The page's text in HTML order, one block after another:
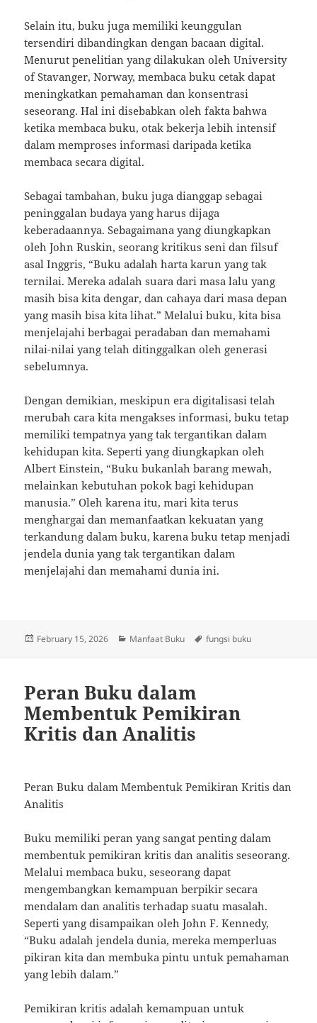
Selain itu, buku juga memiliki keunggulan
tersendiri dibandingkan dengan bacaan digital.
Menurut penelitian yang dilakukan oleh University
of Stavanger, Norway, membaca buku cetak dapat
meningkatkan pemahaman dan konsentrasi
seseorang. Hal ini disebabkan oleh fakta bahwa
ketika membaca buku, otak bekerja lebih intensif
dalam memproses informasi daripada ketika
membaca secara digital.
Sebagai tambahan, buku juga dianggap sebagai
peninggalan budaya yang harus dijaga
keberadaannya. Sebagaimana yang diungkapkan
oleh John Ruskin, seorang kritikus seni dan filsuf
asal Inggris, “Buku adalah harta karun yang tak
ternilai. Mereka adalah suara dari masa lalu yang
masih bisa kita dengar, dan cahaya dari masa depan
yang masih bisa kita lihat.” Melalui buku, kita bisa
menjelajahi berbagai peradaban dan memahami
nilai-nilai yang telah ditinggalkan oleh generasi
sebelumnya.
Dengan demikian, meskipun era digitalisasi telah
merubah cara kita mengakses informasi, buku tetap
memiliki tempatnya yang tak tergantikan dalam
kehidupan kita. Seperti yang diungkapkan oleh
Albert Einstein, “Buku bukanlah barang mewah,
melainkan kebutuhan pokok bagi kehidupan
manusia.” Oleh karena itu, mari kita terus
menghargai dan memanfaatkan kekuatan yang
terkandung dalam buku, karena buku tetap menjadi
jendela dunia yang tak tergantikan dalam
menjelajahi dan memahami dunia ini.
Posted
February 15, 2026 Categories
Manfaat Buku Tags
fungsi buku
Peran Buku dalam
Membentuk Pemikiran
Kritis dan Analitis
Peran Buku dalam Membentuk Pemikiran Kritis dan
Analitis
Buku memiliki peran yang sangat penting dalam
membentuk pemikiran kritis dan analitis seseorang.
Melalui membaca buku, seseorang dapat
mengembangkan kemampuan berpikir secara
mendalam dan analitis terhadap suatu masalah.
Seperti yang disampaikan oleh John F. Kennedy,
“Buku adalah jendela dunia, mereka memperluas
pikiran kita dan membuka pintu untuk pemahaman
yang lebih dalam.”
Pemikiran kritis adalah kemampuan untuk